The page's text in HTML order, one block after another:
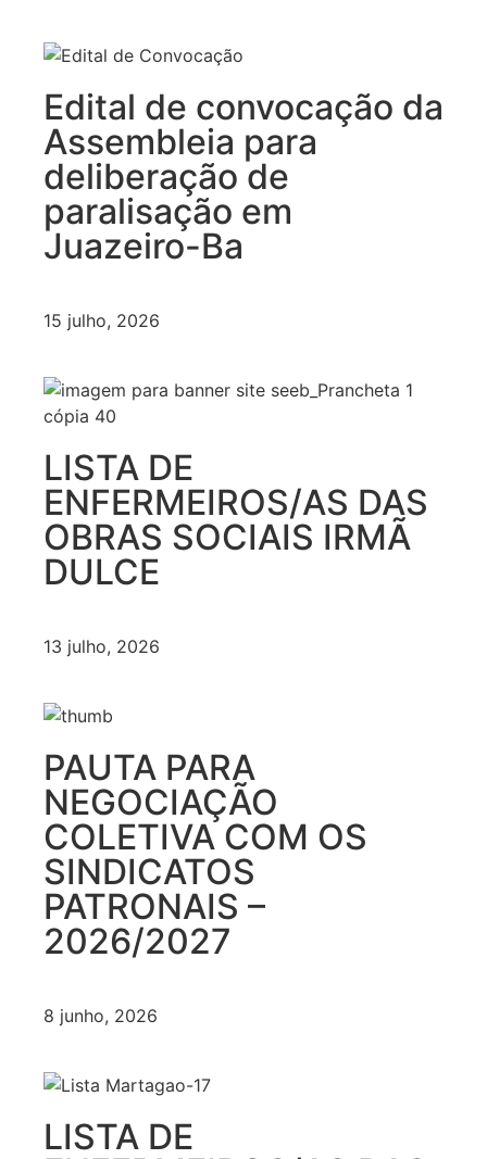
Edital de convocação da
Assembleia para
deliberação de
paralisação em
Juazeiro-Ba
15 julho, 2026
LISTA DE
ENFERMEIROS/AS DAS
OBRAS SOCIAIS IRMÃ
DULCE
13 julho, 2026
PAUTA PARA
NEGOCIAÇÃO
COLETIVA COM OS
SINDICATOS
PATRONAIS –
2026/2027
8 junho, 2026
LISTA DE